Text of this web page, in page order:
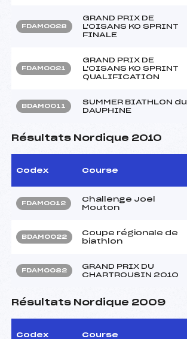
FDAM0028
GRAND PRIX DE
L'OISANS KO SPRINT
FINALE
FDAM0021
GRAND PRIX DE
L'OISANS KO SPRINT
QUALIFICATION
BDAM0011
SUMMER BIATHLON du
DAUPHINE
Résultats Nordique 2010
Codex Course
FDAM0012
Challenge Joel
Mouton
BDAM0022
Coupe régionale de
biathlon
FDAM0082
GRAND PRIX DU
CHARTROUSIN 2010
Résultats Nordique 2009
Codex Course